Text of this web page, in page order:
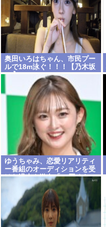
奥田いろはちゃん、市民プー
ルで18m泳ぐ！！！【乃木坂
46】
ゆうちゃみ、恋愛リアリティ
ー番組のオーディションを受
けた過去を激白「10回くらい
落ちてるんです」